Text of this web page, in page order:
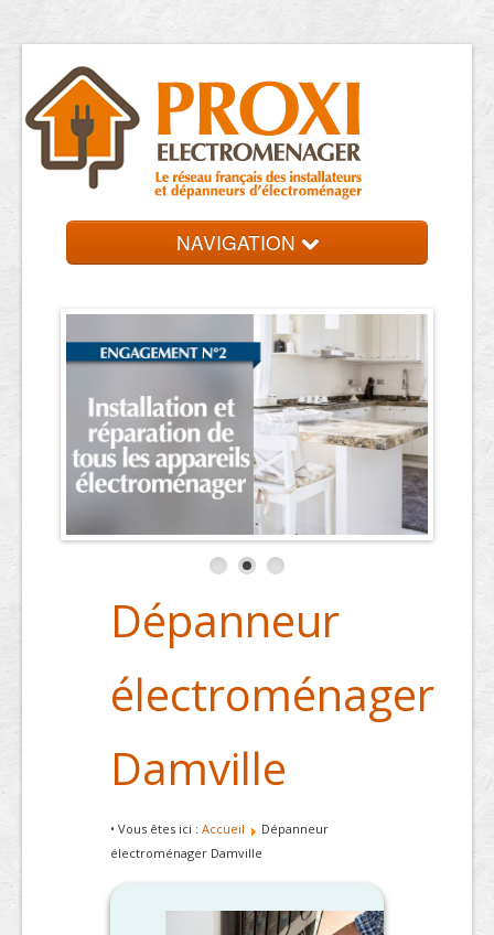
NAVIGATION
Dépanneur
électroménager
Damville
• Vous êtes ici : Accueil
Dépanneur
électroménager Damville